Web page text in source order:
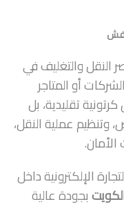
النقل والتغليف في
أو المتاجر
تقليدية، بل
وتنظيم عملية النقل،
الإلكترونية داخل
بجودة عالية